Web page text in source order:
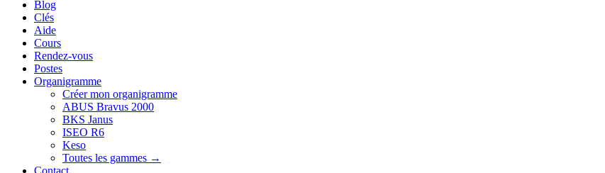
Blog
Clés
Aide
Cours
Rendez-vous
Postes
Organigramme
Créer mon organigramme
ABUS Bravus 2000
BKS Janus
ISEO R6
Keso
Toutes les gammes →
Contact